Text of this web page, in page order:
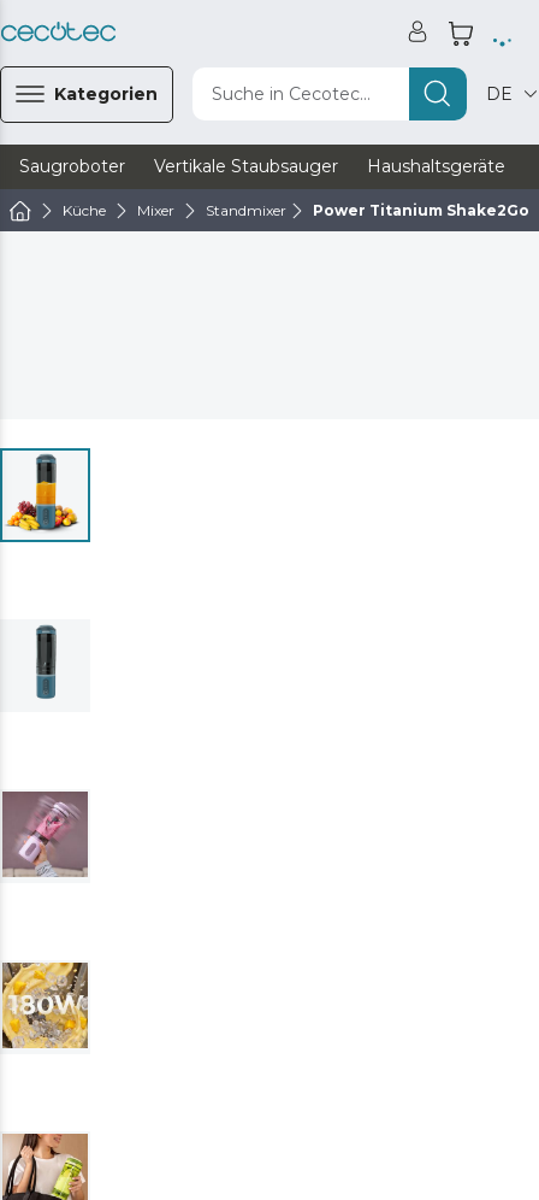
Kategorien Suche in Cecotec... DE
Saugroboter Vertikale Staubsauger Haushaltsgeräte
Küche Mixer Standmixer Power Titanium Shake2Go